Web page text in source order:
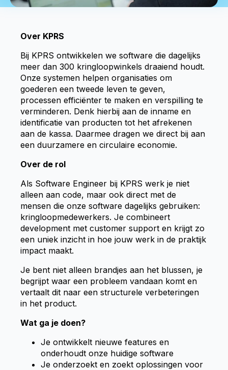
Over KPRS
Bij KPRS ontwikkelen we software die dagelijks
meer dan 300 kringloopwinkels draaiend houdt.
Onze systemen helpen organisaties om
goederen een tweede leven te geven,
processen efficiënter te maken en verspilling te
verminderen. Denk hierbij aan de inname en
identificatie van producten tot het afrekenen
aan de kassa. Daarmee dragen we direct bij aan
een duurzamere en circulaire economie.
Over de rol
Als Software Engineer bij KPRS werk je niet
alleen aan code, maar ook direct met de
mensen die onze software dagelijks gebruiken:
kringloopmedewerkers. Je combineert
development met customer support en krijgt zo
een uniek inzicht in hoe jouw werk in de praktijk
impact maakt.
Je bent niet alleen brandjes aan het blussen, je
begrijpt waar een probleem vandaan komt en
vertaalt dit naar een structurele verbeteringen
in het product.
Wat ga je doen?
Je ontwikkelt nieuwe features en
onderhoudt onze huidige software
Je onderzoekt en zoekt oplossingen voor